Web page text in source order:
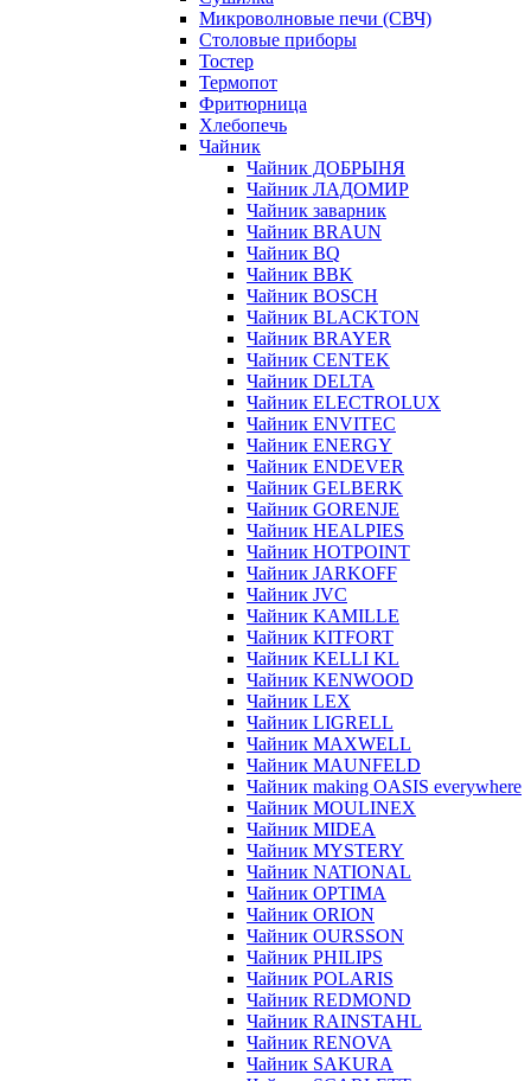
Микроволновые печи (СВЧ)
Столовые приборы
Тостер
Термопот
Фритюрница
Хлебопечь
Чайник
Чайник ДОБРЫНЯ
Чайник ЛАДОМИР
Чайник заварник
Чайник BRAUN
Чайник BQ
Чайник BBK
Чайник BOSCH
Чайник BLACKTON
Чайник BRAYER
Чайник CENTEK
Чайник DELTA
Чайник ELECTROLUX
Чайник ENVITEC
Чайник ENERGY
Чайник ENDEVER
Чайник GELBERK
Чайник GORENJE
Чайник HEALPIES
Чайник HOTPOINT
Чайник JARKOFF
Чайник JVC
Чайник KAMILLE
Чайник KITFORT
Чайник KELLI KL
Чайник KENWOOD
Чайник LEX
Чайник LIGRELL
Чайник MAXWELL
Чайник MAUNFELD
Чайник making OASIS everywhere
Чайник MOULINEX
Чайник MIDEA
Чайник MYSTERY
Чайник NATIONAL
Чайник OPTIMA
Чайник ORION
Чайник OURSSON
Чайник PHILIPS
Чайник POLARIS
Чайник REDMOND
Чайник RAINSTAHL
Чайник RENOVA
Чайник SAKURA